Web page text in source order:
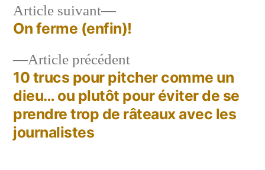
Navigation
de
l’article
Article précédentArticle
précédent :
10 trucs pour pitcher comme un
dieu… ou plutôt pour éviter de se
prendre trop de râteaux avec les
journalistes
Article suivant
Article
suivant :
On ferme (enfin)!